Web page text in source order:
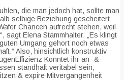
die man jedoch hat, sollte man
selbige Beziehung gescheitert
Chancen aufrecht stehen, weil
sagt Elena Stammhalter. „Es klingt
Umgang gehort noch etwas
Also, hinsichtlich konstruktiv
Konntet ihr an- &
standhaft veritabel sein,
& expire Mitvergangenheit